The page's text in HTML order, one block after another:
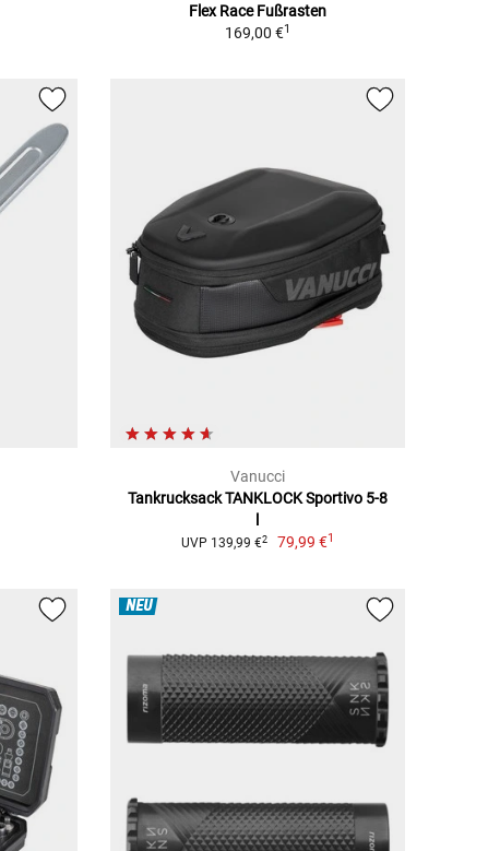
Flex Race Fußrasten
169,00 €1
Vanucci
Tankrucksack TANKLOCK Sportivo 5-8
UVP 139,99 €2 79,99 €1
NEU